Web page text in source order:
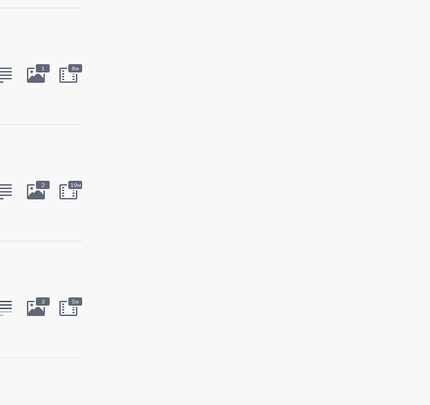
1 8м
2 19м
3 5м